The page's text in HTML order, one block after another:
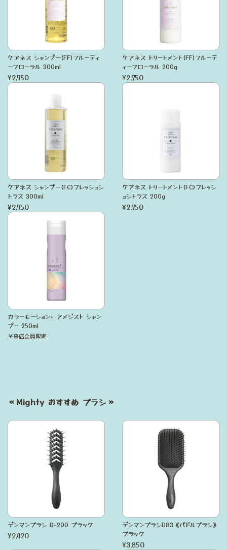
ケアネス シャンプー(FF)フルーティ
ーフローラル 300ml
¥2,750
ケアネス トリートメント(FF)フルーテ
ィーフローラル 200g
¥2,750
ケアネス シャンプー(FC)フレッシュシ
トラス 300ml
¥2,750
ケアネス トリートメント(FC)フレッシ
ュシトラス 200g
¥2,750
カラーモーション+ アメジスト シャン
プー 250ml
￥来店会員限定
≪Mighty おすすめ ブラシ≫
デンマンブラシ D-200 ブラック
¥2,420
デンマンブラシD83《パドルブラシ》
ブラック
¥3,850